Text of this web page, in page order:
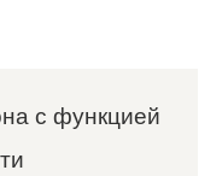
с функцией